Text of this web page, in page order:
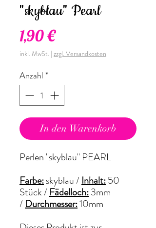
"skyblau" Pearl
1,90 €Preis
inkl. MwSt. | zzgl. Versandkosten
Anzahl*
In den Warenkorb
Perlen "skyblau" PEARL
Farbe:skyblau /Inhalt:50
Stück /Fädelloch:3mm
/Durchmesser:10mm